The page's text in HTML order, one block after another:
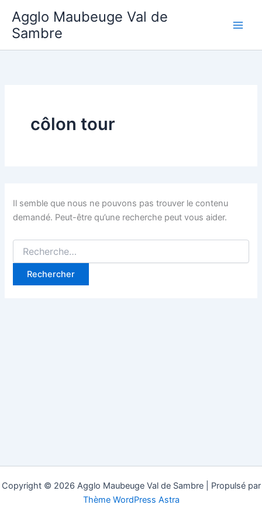
contenu
Agglo Maubeuge Val de
Sambre
côlon tour
Il semble que nous ne pouvons pas trouver le contenu
demandé. Peut-être qu’une recherche peut vous aider.
Rechercher :
Copyright © 2026 Agglo Maubeuge Val de Sambre | Propulsé par
Thème WordPress Astra